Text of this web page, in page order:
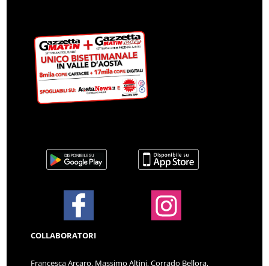
COLLABORATORI
Francesca Arcaro, Massimo Altini, Corrado Bellora,